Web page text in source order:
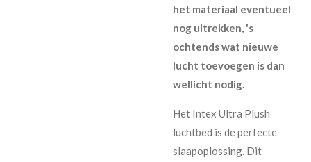
het materiaal eventueel
nog uitrekken, 's
ochtends wat nieuwe
lucht toevoegen is dan
wellicht nodig.
Het Intex Ultra Plush
luchtbed is de perfecte
slaapoplossing. Dit